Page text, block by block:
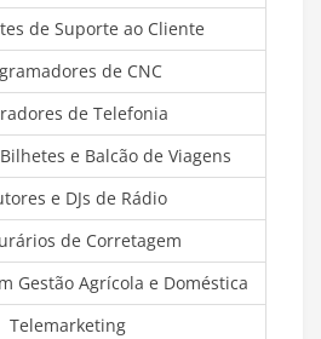
de Suporte ao Cliente
de CNC
de Telefonia
e Balcão de Viagens
e DJs de Rádio
de Corretagem
Gestão Agrícola e Doméstica
Telemarketing